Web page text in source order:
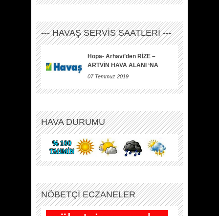
--- HAVAŞ SERVİS SAATLERİ ---
Hopa- Arhavi’den RİZE –
ARTVİN HAVA ALANI ‘NA
07 Temmuz 2019
HAVA DURUMU
NÖBETÇİ ECZANELER